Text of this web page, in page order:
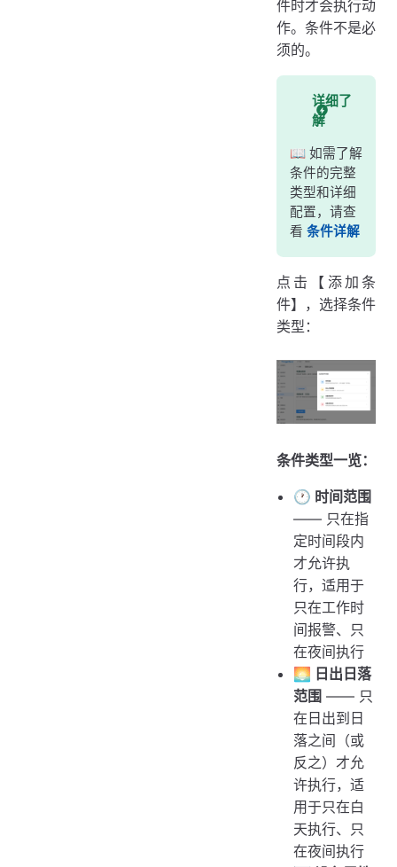
件时才会执行动
作。条件不是必
须的。
详细了
解
📖 如需了解
条件的完整
类型和详细
配置，请查
看 条件详解
点击【添加条
件】，选择条件
类型：
条件类型一览：
🕐 时间范围
—— 只在指
定时间段内
才允许执
行，适用于
只在工作时
间报警、只
在夜间执行
🌅 日出日落
范围 —— 只
在日出到日
落之间（或
反之）才允
许执行，适
用于只在白
天执行、只
在夜间执行